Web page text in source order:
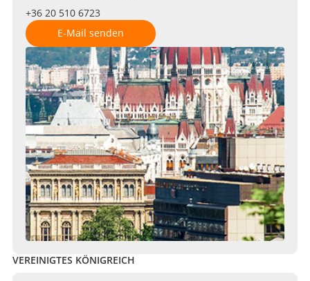
+36 20 510 6723
E-Mail senden
VEREINIGTES KÖNIGREICH